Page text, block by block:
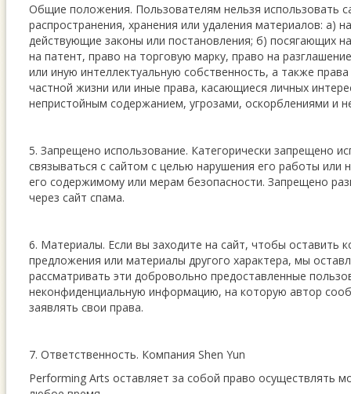
Общие положения. Пользователям нельзя использовать
распространения, хранения или удаления материалов: а)
действующие законы или постановления; б) посягающих
на патент, право на торговую марку, право на
или иную интеллектуальную собственность, а также
частной жизни или иные права, касающиеся личных
непристойным содержанием, угрозами, оскорблениями и
5. Запрещено использование. Категорически запрещено
связываться с сайтом с целью нарушения его работы или
его содержимому или мерам безопасности. Запрещено
через сайт спама.
6. Материалы. Если вы заходите на сайт, чтобы оставить
предложения или материалы другого характера, мы
рассматривать эти добровольно предоставленные
неконфиденциальную информацию, на которую автор
заявлять свои права.
7. Ответственность. Компания Shen Yun
Performing Arts оставляет за собой право осуществлять